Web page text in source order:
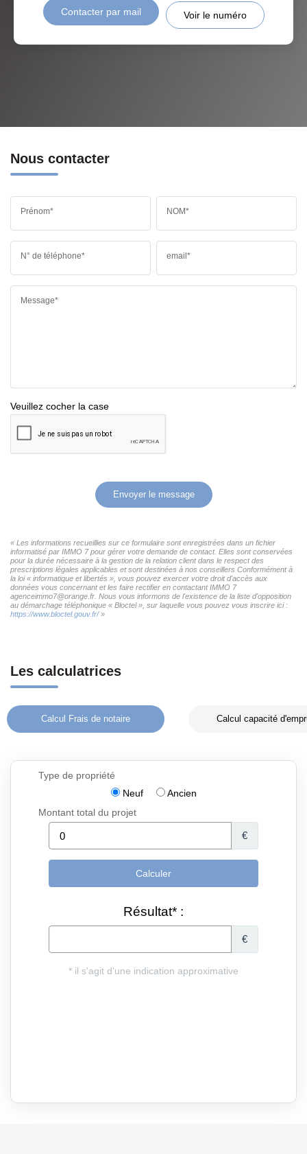
Contacter par mail Voir le numéro
Nous contacter
Prénom* NOM*
N° de téléphone* email*
Message*
Veuillez cocher la case
Envoyer le message
« Les informations recueillies sur ce formulaire sont enregistrées dans un fichier
informatisé par IMMO 7 pour gérer votre demande de contact. Elles sont conservées
pour la durée nécessaire à la gestion de la relation client dans le respect des
prescriptions légales applicables et sont destinées à nos conseillers Conformément à
la loi « informatique et libertés », vous pouvez exercer votre droit d'accès aux
données vous concernant et les faire rectifier en contactant IMMO 7
agenceimmo7@orange.fr. Nous vous informons de l'existence de la liste d'opposition
au démarchage téléphonique « Bloctel », sur laquelle vous pouvez vous inscrire ici :
https://www.bloctel.gouv.fr/»
Les calculatrices
Calcul Frais de notaire Calcul capacité